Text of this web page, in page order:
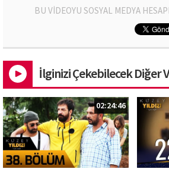
BU VİDEOYU SOSYAL MEDYA
İlginizi Çekebilecek Diğer
02:24:46